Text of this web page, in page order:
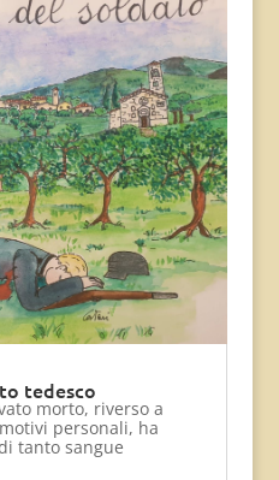
tedesco
morto, riverso a
personali, ha
tanto sangue